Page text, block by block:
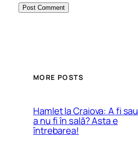
MORE POSTS
Hamlet la Craiova: A fi sau
a nu fi în sală? Asta e
întrebarea!